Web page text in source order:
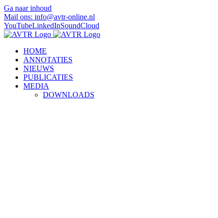
Ga naar inhoud
Mail ons: info@avtr-online.nl
YouTubeLinkedInSoundCloud
HOME
ANNOTATIES
NIEUWS
PUBLICATIES
MEDIA
DOWNLOADS